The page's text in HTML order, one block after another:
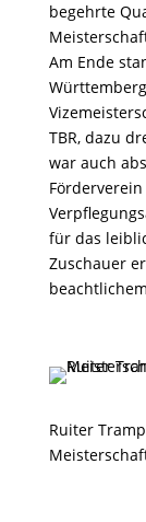
begehrte
Am Ende
TBR, dazu
war auch
für das
Zuschauer
Ruiter